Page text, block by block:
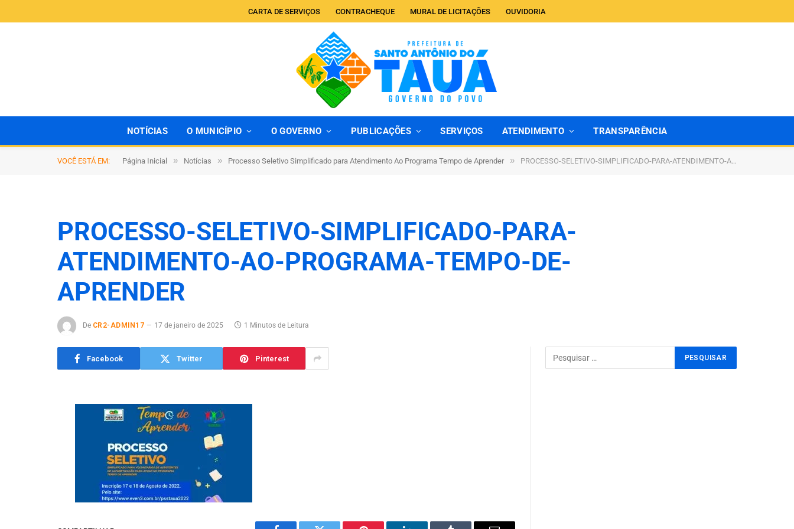
CARTA DE SERVIÇOS CONTRACHEQUE MURAL DE LICITAÇÕES OUVIDORIA
NOTÍCIAS O MUNICÍPIO O GOVERNO PUBLICAÇÕES SERVIÇOS ATENDIMENTO TRANSPARÊNCIA
VOCÊ ESTÁ EM: Página Inicial » Notícias » Processo Seletivo Simplificado para Atendimento Ao Programa Tempo de Aprender » PROCESSO-SELETIVO-SIMPLIFICADO-PARA-ATENDIMENTO-AO-PROGRAMA-TEMPO-DE-APRENDER
PROCESSO-SELETIVO-SIMPLIFICADO-PARA-
ATENDIMENTO-AO-PROGRAMA-TEMPO-DE-
APRENDER
De CR2-ADMIN17 17 de janeiro de 2025 1 Minutos de Leitura
Facebook Twitter Pinterest